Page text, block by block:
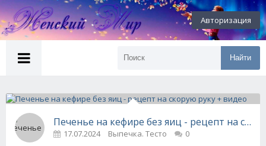
Авторизация
Найти
Печенье на кефире без яиц - рецепт на
17.07.2024 Выпечка. Тесто 0